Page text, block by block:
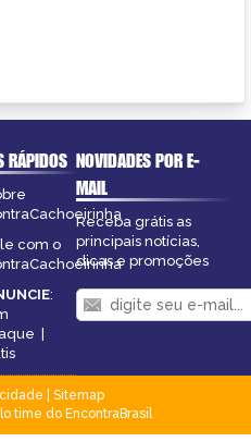
RÁPIDOS
com o
:
|
NOVIDADES POR E-
MAIL
Receba grátis as
principais notícias,
dicas e promoções
Sitemap
time do EncontraBrasil